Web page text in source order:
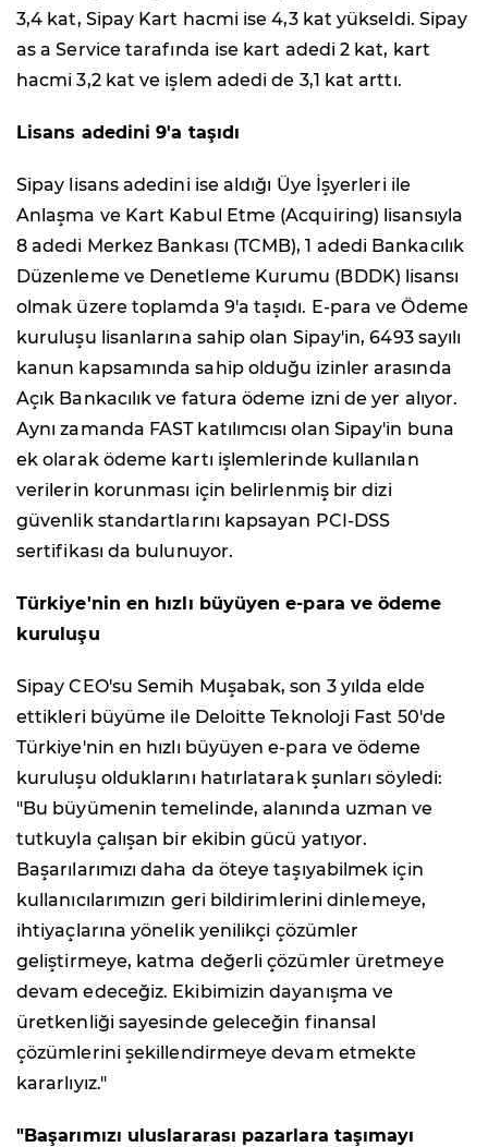
3,4 kat, Sipay Kart hacmi ise 4,3 kat yükseldi. Sipay
as a Service tarafında ise kart adedi 2 kat, kart
hacmi 3,2 kat ve işlem adedi de 3,1 kat arttı.
Lisans adedini 9'a taşıdı
Sipay lisans adedini ise aldığı Üye İşyerleri ile
Anlaşma ve Kart Kabul Etme (Acquiring) lisansıyla
8 adedi Merkez Bankası (TCMB), 1 adedi Bankacılık
Düzenleme ve Denetleme Kurumu (BDDK) lisansı
olmak üzere toplamda 9'a taşıdı. E-para ve Ödeme
kuruluşu lisanlarına sahip olan Sipay'in, 6493 sayılı
kanun kapsamında sahip olduğu izinler arasında
Açık Bankacılık ve fatura ödeme izni de yer alıyor.
Aynı zamanda FAST katılımcısı olan Sipay'in buna
ek olarak ödeme kartı işlemlerinde kullanılan
verilerin korunması için belirlenmiş bir dizi
güvenlik standartlarını kapsayan PCI-DSS
sertifikası da bulunuyor.
Türkiye'nin en hızlı büyüyen e-para ve ödeme
kuruluşu
Sipay CEO'su Semih Muşabak, son 3 yılda elde
ettikleri büyüme ile Deloitte Teknoloji Fast 50'de
Türkiye'nin en hızlı büyüyen e-para ve ödeme
kuruluşu olduklarını hatırlatarak şunları söyledi:
"Bu büyümenin temelinde, alanında uzman ve
tutkuyla çalışan bir ekibin gücü yatıyor.
Başarılarımızı daha da öteye taşıyabilmek için
kullanıcılarımızın geri bildirimlerini dinlemeye,
ihtiyaçlarına yönelik yenilikçi çözümler
geliştirmeye, katma değerli çözümler üretmeye
devam edeceğiz. Ekibimizin dayanışma ve
üretkenliği sayesinde geleceğin finansal
çözümlerini şekillendirmeye devam etmekte
kararlıyız."
"Başarımızı uluslararası pazarlara taşımayı